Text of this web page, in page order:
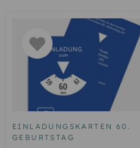
EINLADUNGSKARTEN 60.
GEBURTSTAG